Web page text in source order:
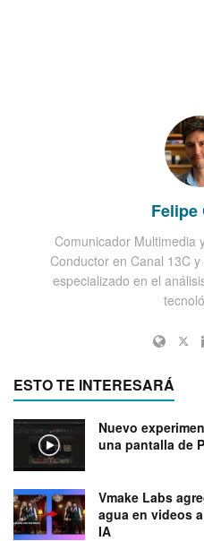
Felipe
Comunicador Multimedia
Conductor en Canal 13C
especializado en el
ESTO TE INTERESARÁ
Nuevo
una pantalla de
Vmake Labs
agua en videos
IA